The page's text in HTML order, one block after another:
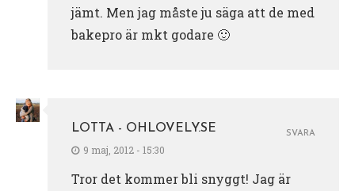
jämt. Men jag måste ju säga att de med
bakepro är mkt godare 🙂
LOTTA - OHLOVELY.SE
9 maj, 2012 - 15:30
Tror det kommer bli snyggt! Jag är
SVARA